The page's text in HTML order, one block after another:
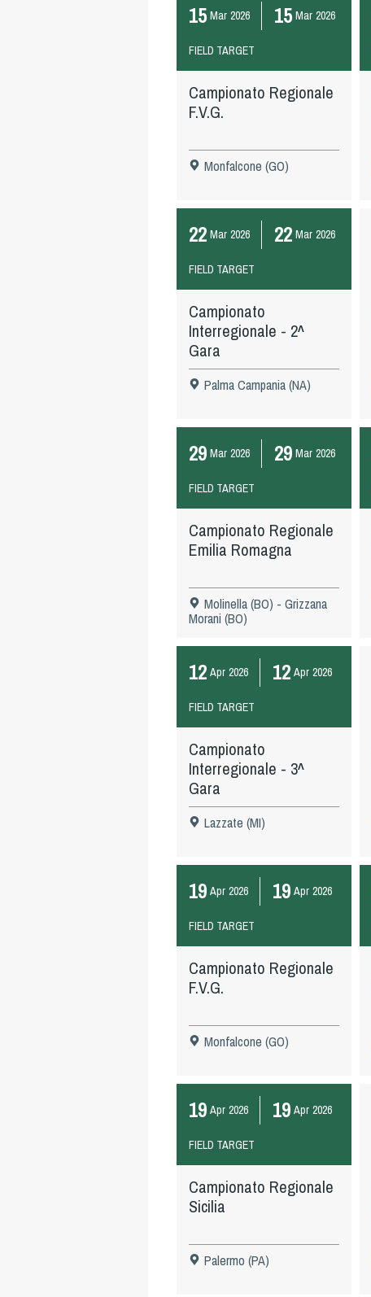
15 Mar 2026 15 Mar 2026
FIELD TARGET
Campionato Regionale
F.V.G.
Monfalcone (GO)
22 Mar 2026 22 Mar 2026
FIELD TARGET
Campionato
Interregionale - 2^
Gara
Palma Campania (NA)
29 Mar 2026 29 Mar 2026
FIELD TARGET
Campionato Regionale
Emilia Romagna
Molinella (BO) - Grizzana
Morani (BO)
12 Apr 2026 12 Apr 2026
FIELD TARGET
Campionato
Interregionale - 3^
Gara
Lazzate (MI)
19 Apr 2026 19 Apr 2026
FIELD TARGET
Campionato Regionale
F.V.G.
Monfalcone (GO)
19 Apr 2026 19 Apr 2026
FIELD TARGET
Campionato Regionale
Sicilia
Palermo (PA)